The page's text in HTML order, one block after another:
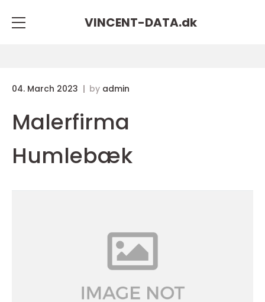
VINCENT-DATA.dk
04. March 2023 by admin
Malerfirma
Humlebæk